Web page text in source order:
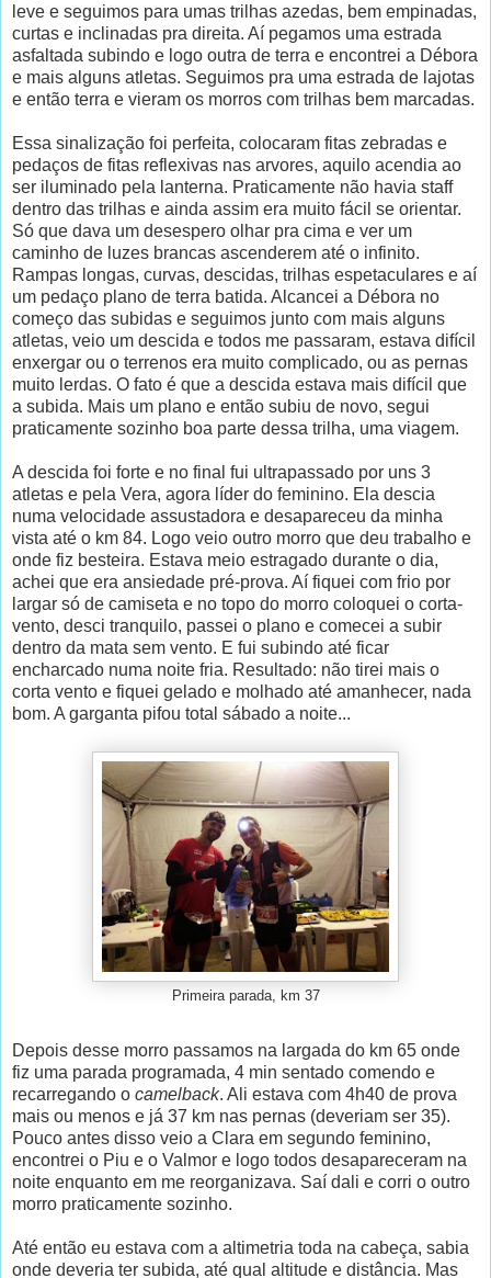
leve e seguimos para umas trilhas azedas, bem empinadas,
curtas e inclinadas pra direita. Aí pegamos uma estrada
asfaltada subindo e logo outra de terra e encontrei a Débora
e mais alguns atletas. Seguimos pra uma estrada de lajotas
e então terra e vieram os morros com trilhas bem marcadas.
Essa sinalização foi perfeita, colocaram fitas zebradas e
pedaços de fitas reflexivas nas arvores, aquilo acendia ao
ser iluminado pela lanterna. Praticamente não havia staff
dentro das trilhas e ainda assim era muito fácil se orientar.
Só que dava um desespero olhar pra cima e ver um
caminho de luzes brancas ascenderem até o infinito.
Rampas longas, curvas, descidas, trilhas espetaculares e aí
um pedaço plano de terra batida. Alcancei a Débora no
começo das subidas e seguimos junto com mais alguns
atletas, veio um descida e todos me passaram, estava difícil
enxergar ou o terrenos era muito complicado, ou as pernas
muito lerdas. O fato é que a descida estava mais difícil que
a subida. Mais um plano e então subiu de novo, segui
praticamente sozinho boa parte dessa trilha, uma viagem.
A descida foi forte e no final fui ultrapassado por uns 3
atletas e pela Vera, agora líder do feminino. Ela descia
numa velocidade assustadora e desapareceu da minha
vista até o km 84. Logo veio outro morro que deu trabalho e
onde fiz besteira. Estava meio estragado durante o dia,
achei que era ansiedade pré-prova. Aí fiquei com frio por
largar só de camiseta e no topo do morro coloquei o corta-
vento, desci tranquilo, passei o plano e comecei a subir
dentro da mata sem vento. E fui subindo até ficar
encharcado numa noite fria. Resultado: não tirei mais o
corta vento e fiquei gelado e molhado até amanhecer, nada
bom. A garganta pifou total sábado a noite...
Primeira parada, km 37
Depois desse morro passamos na largada do km 65 onde
fiz uma parada programada, 4 min sentado comendo e
recarregando o camelback. Ali estava com 4h40 de prova
mais ou menos e já 37 km nas pernas (deveriam ser 35).
Pouco antes disso veio a Clara em segundo feminino,
encontrei o Piu e o Valmor e logo todos desapareceram na
noite enquanto em me reorganizava. Saí dali e corri o outro
morro praticamente sozinho.
Até então eu estava com a altimetria toda na cabeça, sabia
onde deveria ter subida, até qual altitude e distância. Mas